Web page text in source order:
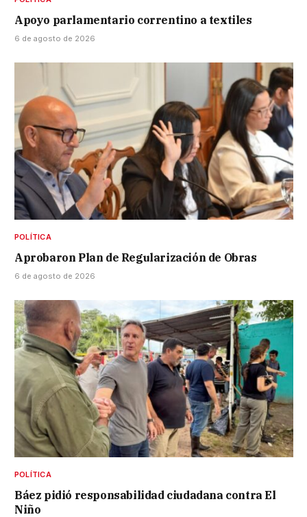
Apoyo parlamentario correntino a textiles
6 de agosto de 2026
POLÍTICA
Aprobaron Plan de Regularización de Obras
6 de agosto de 2026
POLÍTICA
Báez pidió responsabilidad ciudadana contra El
Niño